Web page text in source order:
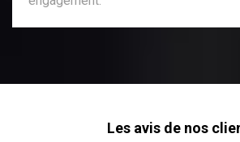
Les avis de nos